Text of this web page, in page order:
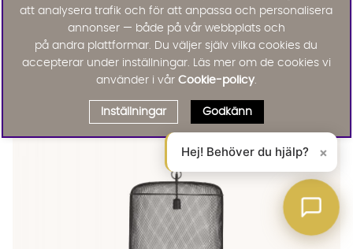
PR Home
NEW YORK Bordslampa 60cm Svartvit
att analysera trafik och för att anpassa och personalisera
annonser — både på vår webbplats och
på andra plattformar. Du väljer själv vilka cookies du
accepterar under inställningar. Läs mer om de cookies vi
använder i vår Cookie-policy.
Inställningar Godkänn
Hej! Behöver du hjälp? ×